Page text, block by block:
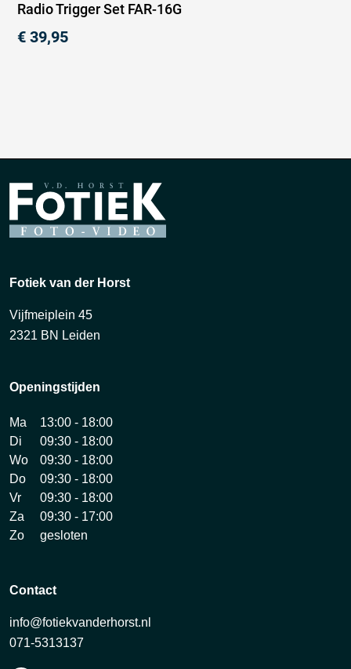
Radio Trigger Set FAR-16G
€ 39,95
Fotiek van der Horst
Vijfmeiplein 45
2321 BN Leiden
Openingstijden
Ma
13:00 - 18:00
Di
09:30 - 18:00
Wo
09:30 - 18:00
Do
09:30 - 18:00
Vr
09:30 - 18:00
Za
09:30 - 17:00
Zo
gesloten
Contact
info@fotiekvanderhorst.nl
071-5313137